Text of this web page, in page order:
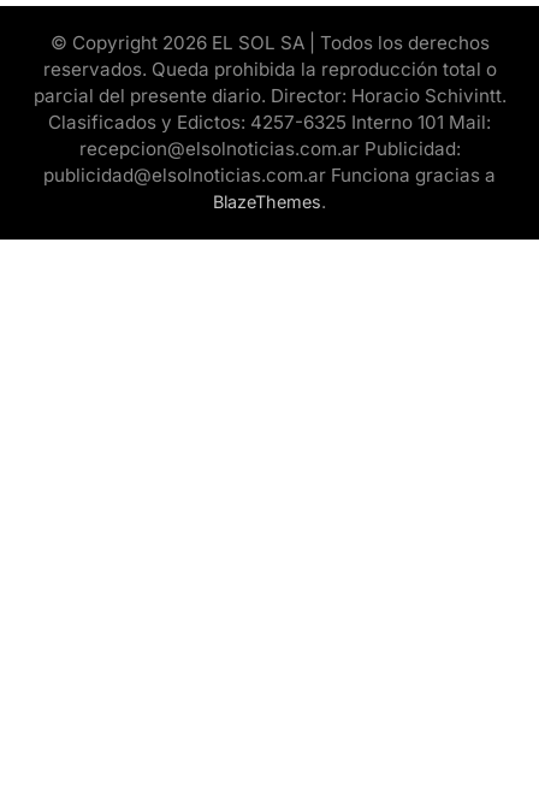
© Copyright 2026 EL SOL SA | Todos los derechos
reservados. Queda prohibida la reproducción total o
parcial del presente diario. Director: Horacio Schivintt.
Clasificados y Edictos: 4257-6325 Interno 101 Mail:
recepcion@elsolnoticias.com.ar Publicidad:
publicidad@elsolnoticias.com.ar Funciona gracias a
BlazeThemes.